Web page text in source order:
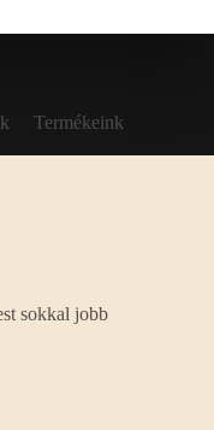
Termékeink
sokkal jobb